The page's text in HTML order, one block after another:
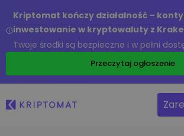
Kriptomat kończy działalność –
inwestowanie w kryptowaluty z
Twoje środki są bezpieczne i w pełni
Przeczytaj ogłoszenie